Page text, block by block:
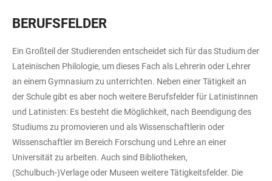
BERUFSFELDER
Ein Großteil der Studierenden entscheidet sich für das Studium der
Lateinischen Philologie, um dieses Fach als Lehrerin oder Lehrer
an einem Gymnasium zu unterrichten. Neben einer Tätigkeit an
der Schule gibt es aber noch weitere Berufsfelder für Latinistinnen
und Latinisten: Es besteht die Möglichkeit, nach Beendigung des
Studiums zu promovieren und als Wissenschaftlerin oder
Wissenschaftler im Bereich Forschung und Lehre an einer
Universität zu arbeiten. Auch sind Bibliotheken,
(Schulbuch-)Verlage oder Museen weitere Tätigkeitsfelder. Die